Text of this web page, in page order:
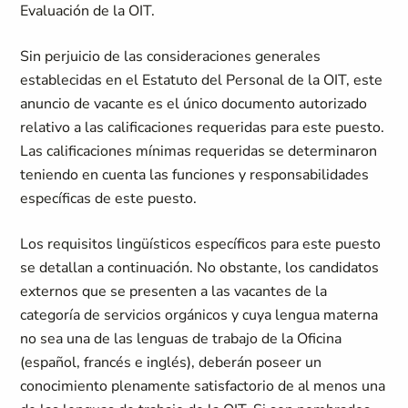
Evaluación de la OIT.
Sin perjuicio de las consideraciones generales
establecidas en el Estatuto del Personal de la OIT, este
anuncio de vacante es el único documento autorizado
relativo a las calificaciones requeridas para este puesto.
Las calificaciones mínimas requeridas se determinaron
teniendo en cuenta las funciones y responsabilidades
específicas de este puesto.
Los requisitos lingüísticos específicos para este puesto
se detallan a continuación. No obstante, los candidatos
externos que se presenten a las vacantes de la
categoría de servicios orgánicos y cuya lengua materna
no sea una de las lenguas de trabajo de la Oficina
(español, francés e inglés), deberán poseer un
conocimiento plenamente satisfactorio de al menos una